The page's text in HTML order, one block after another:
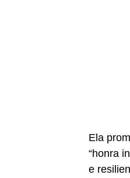
Ela
“honra
e